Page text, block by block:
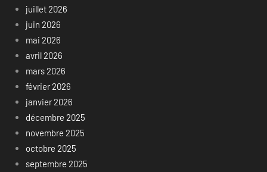
juillet 2026
juin 2026
mai 2026
avril 2026
mars 2026
février 2026
janvier 2026
décembre 2025
novembre 2025
octobre 2025
septembre 2025